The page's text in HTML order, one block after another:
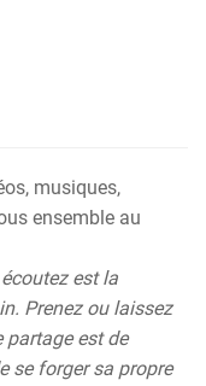
musiques,
ensemble au
est la
Prenez ou laissez
partage est de
se forger sa propre